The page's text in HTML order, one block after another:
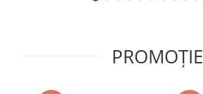
PROMOȚIE